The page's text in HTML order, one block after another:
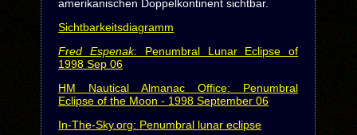
amerikanischen Doppelkontinent sichtbar.
Sichtbarkeitsdiagramm
Fred Espenak: Penumbral Lunar Eclipse of
1998 Sep 06
HM Nautical Almanac Office: Penumbral
Eclipse of the Moon - 1998 September 06
In-The-Sky.org: Penumbral lunar eclipse